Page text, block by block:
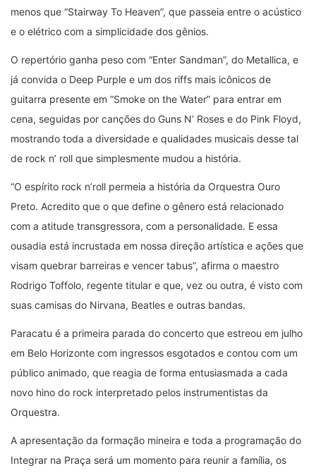
menos que “Stairway To Heaven”, que passeia entre o acústico
e o elétrico com a simplicidade dos gênios.
O repertório ganha peso com “Enter Sandman”, do Metallica, e
já convida o Deep Purple e um dos riffs mais icônicos de
guitarra presente em “Smoke on the Water” para entrar em
cena, seguidas por canções do Guns N’ Roses e do Pink Floyd,
mostrando toda a diversidade e qualidades musicais desse tal
de rock n’ roll que simplesmente mudou a história.
“O espírito rock n’roll permeia a história da Orquestra Ouro
Preto. Acredito que o que define o gênero está relacionado
com a atitude transgressora, com a personalidade. E essa
ousadia está incrustada em nossa direção artística e ações que
visam quebrar barreiras e vencer tabus”, afirma o maestro
Rodrigo Toffolo, regente titular e que, vez ou outra, é visto com
suas camisas do Nirvana, Beatles e outras bandas.
Paracatu é a primeira parada do concerto que estreou em julho
em Belo Horizonte com ingressos esgotados e contou com um
público animado, que reagia de forma entusiasmada a cada
novo hino do rock interpretado pelos instrumentistas da
Orquestra.
A apresentação da formação mineira e toda a programação do
Integrar na Praça será um momento para reunir a família, os